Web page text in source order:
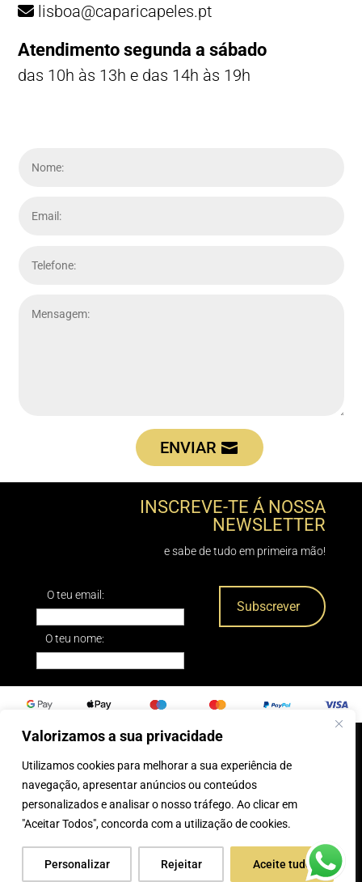
Valorizamos a sua privacidade
Utilizamos cookies para melhorar a sua experiência de
navegação, apresentar anúncios ou conteúdos
personalizados e analisar o nosso tráfego. Ao clicar em
"Aceitar Todos", concorda com a utilização de cookies.
Personalizar Rejeitar Aceite tudo
lisboa@caparicapeles.pt
Atendimento segunda a sábado
das 10h às 13h e das 14h às 19h
ENVIAR
INSCREVE-TE Á NOSSA
NEWSLETTER
e sabe de tudo em primeira mão!
O teu email:
O teu nome:
® 2025, Caparica Peles